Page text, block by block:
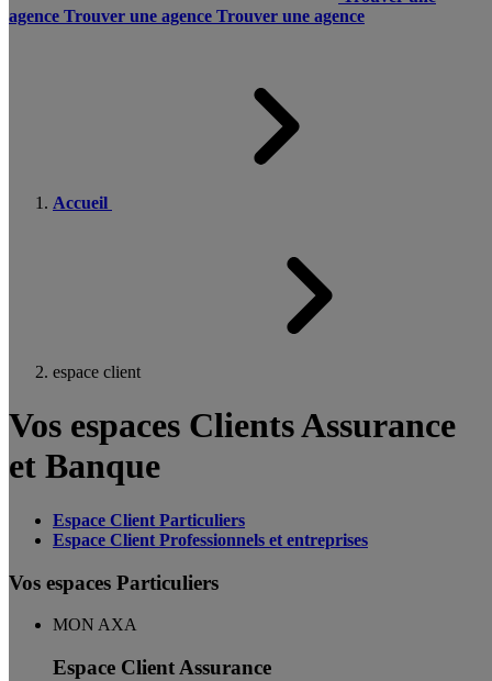
agence Trouver une agence Trouver une agence
Accueil
espace client
Vos espaces Clients Assurance
et Banque
Espace Client Particuliers
Espace Client Professionnels et entreprises
Vos espaces Particuliers
MON AXA
Espace Client Assurance